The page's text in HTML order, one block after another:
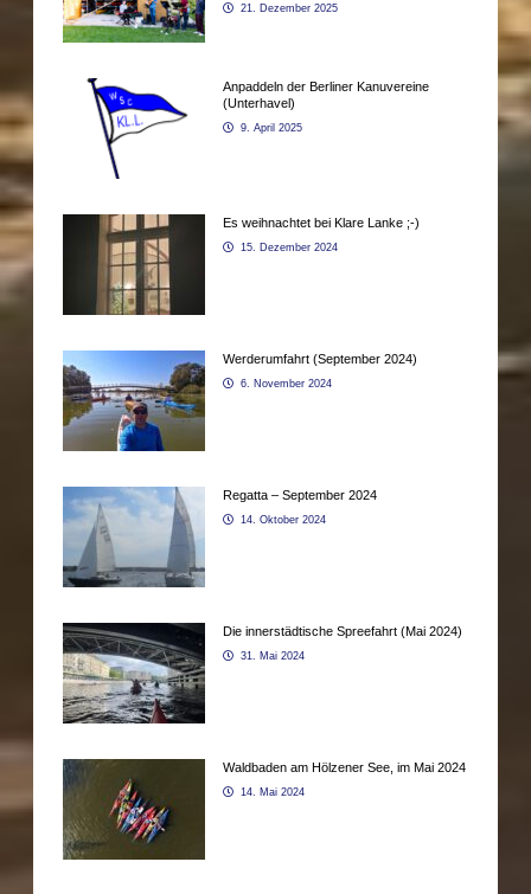
21. Dezember 2025
Anpaddeln der Berliner Kanuvereine
(Unterhavel)
9. April 2025
Es weihnachtet bei Klare Lanke ;-)
15. Dezember 2024
Werderumfahrt (September 2024)
6. November 2024
Regatta – September 2024
14. Oktober 2024
Die innerstädtische Spreefahrt (Mai 2024)
31. Mai 2024
Waldbaden am Hölzener See, im Mai 2024
14. Mai 2024